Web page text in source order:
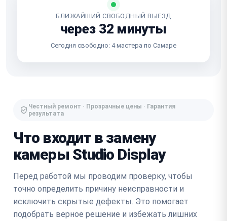
БЛИЖАЙШИЙ СВОБОДНЫЙ ВЫЕЗД
через 32 минуты
Сегодня свободно: 4 мастера по Самаре
Честный ремонт · Прозрачные цены · Гарантия
результата
Что входит в замену
камеры Studio Display
Перед работой мы проводим проверку, чтобы
точно определить причину неисправности и
исключить скрытые дефекты. Это помогает
подобрать верное решение и избежать лишних